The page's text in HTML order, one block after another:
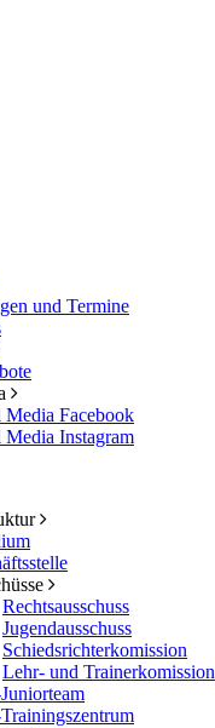
und Termine
Media Facebook
Media Instagram
Rechtsausschuss
Jugendausschuss
Schiedsrichterkomission
Lehr- und Trainerkomission